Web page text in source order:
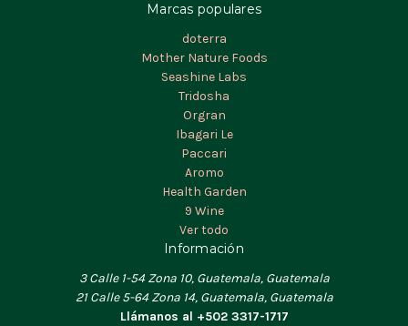
Marcas populares
doterra
Mother Nature Foods
Seashine Labs
Tridosha
Orgran
Ibagari Le
Paccari
Aromo
Health Garden
9 Wine
Ver todo
Información
3 Calle 1-54 Zona 10, Guatemala, Guatemala
21 Calle 5-64 Zona 14, Guatemala, Guatemala
Llámanos al +502 3317-1717